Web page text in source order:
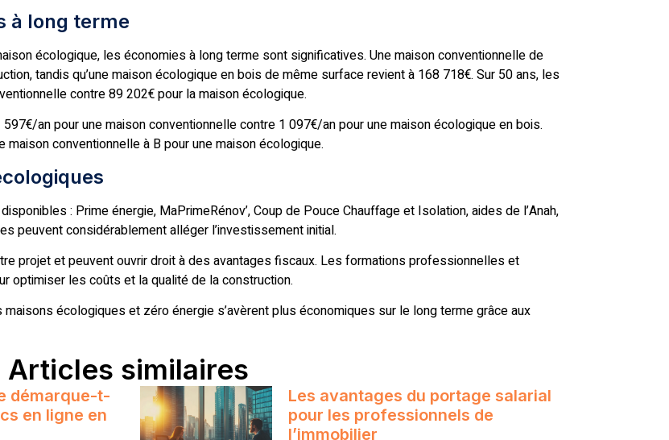
à long terme
écologique, les économies à long terme sont significatives. Une maison conventionnelle de
tandis qu’une maison écologique en bois de même surface revient à 168 718€. Sur 50 ans, les
contre 89 202€ pour la maison écologique.
an pour une maison conventionnelle contre 1 097€/an pour une maison écologique en bois.
conventionnelle à B pour une maison écologique.
: Prime énergie, MaPrimeRénov’, Coup de Pouce Chauffage et Isolation, aides de l’Anah,
peuvent considérablement alléger l’investissement initial.
projet et peuvent ouvrir droit à des avantages fiscaux. Les formations professionnelles et
optimiser les coûts et la qualité de la construction.
écologiques et zéro énergie s’avèrent plus économiques sur le long terme grâce aux
Articles similaires
démarque-t-
en ligne en
Les avantages du portage salarial
pour les professionnels de
l’immobilier